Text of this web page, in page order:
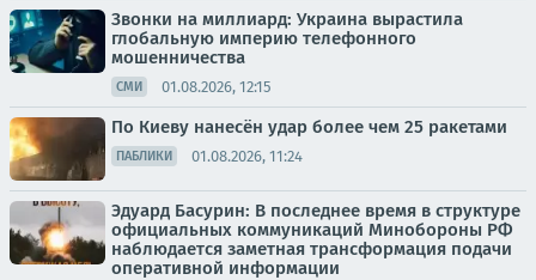
Звонки на миллиард: Украина вырастила
глобальную империю телефонного
мошенничества
СМИ 01.08.2026, 12:15
По Киеву нанесён удар более чем 25 ракетами
ПАБЛИКИ 01.08.2026, 11:24
Эдуард Басурин: В последнее время в структуре
официальных коммуникаций Минобороны РФ
наблюдается заметная трансформация подачи
оперативной информации